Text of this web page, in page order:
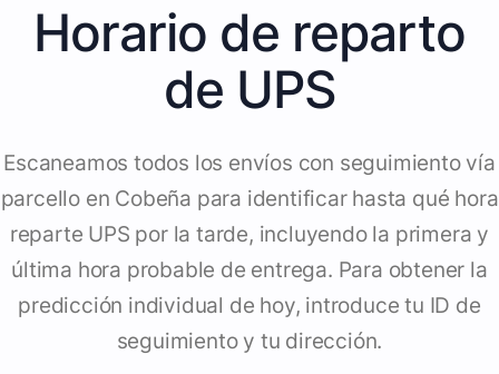
Horario de reparto
de UPS
Escaneamos todos los envíos con seguimiento vía
parcello en Cobeña para identificar hasta qué hora
reparte UPS por la tarde, incluyendo la primera y
última hora probable de entrega. Para obtener la
predicción individual de hoy, introduce tu ID de
seguimiento y tu dirección.